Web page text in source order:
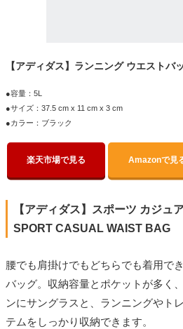
【アディダス】ランニング ウエストバ
●容量：5L
●サイズ：37.5 cm x 11 cm x 3 cm
●カラー：ブラック
楽天市場で見る Amazonで見
【アディダス】スポーツ カジュ
SPORT CASUAL WAIST BAG
腰でも肩掛けでもどちらでも着用で
バッグ。収納容量とポケットが多く
ンにサングラスと、ランニングやト
テムをしっかり収納できます。